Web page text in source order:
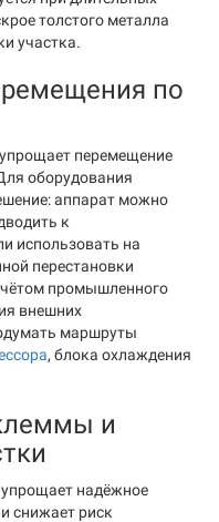
толстого металла
участка.
по
перемещение
оборудования
аппарат можно
к
использовать на
перестановки
промышленного
внешних
маршруты
, блока охлаждения
и
надёжное
снижает риск